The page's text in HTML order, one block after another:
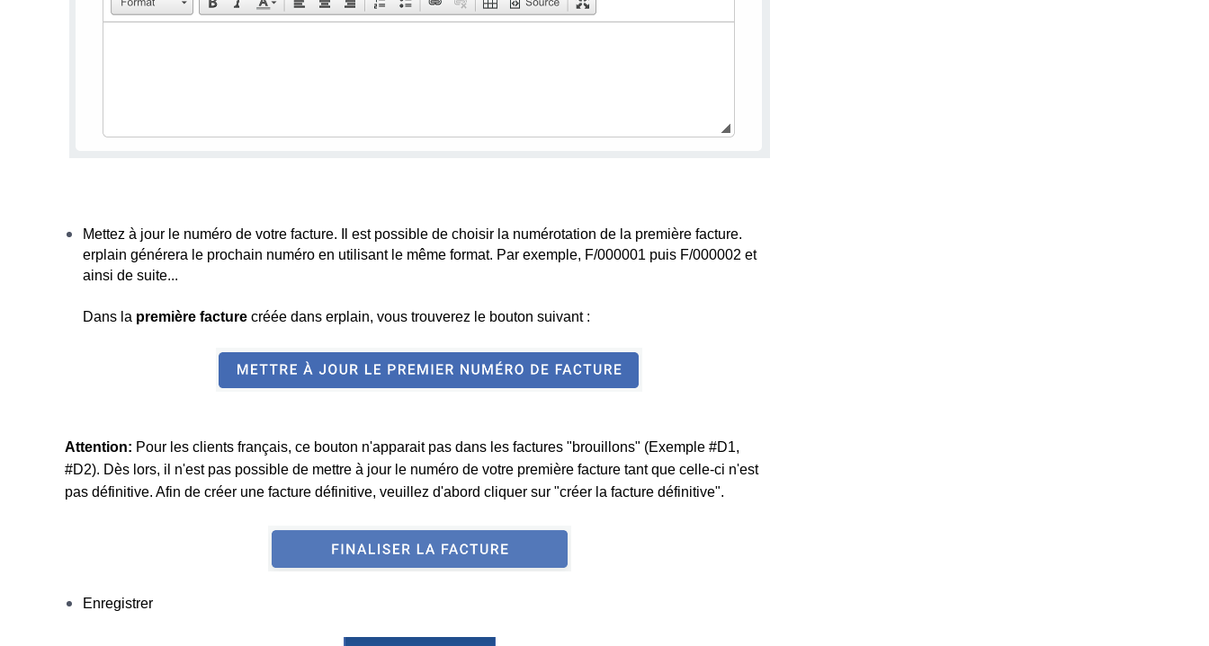
Mettez à jour le numéro de votre facture.
Il est possible de choisir la numérotation de la première facture.
erplain générera le prochain numéro en utilisant le même format. Par exemple, F/000001 puis F/000002 et
ainsi de suite...
Dans la première facture créée dans erplain, vous trouverez le bouton suivant :
Attention: Pour les clients français, ce bouton n'apparait pas dans les factures "brouillons" (Exemple #D1,
#D2). Dès lors, il n'est pas possible de mettre à jour le numéro de votre première facture tant que celle-ci n'est
pas définitive. Afin de créer une facture définitive, veuillez d'abord cliquer sur "créer la facture définitive".
Enregistrer